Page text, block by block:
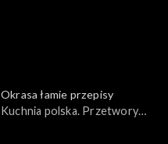
Okrasa łamie przepisy
Kuchnia polska. Przetwory